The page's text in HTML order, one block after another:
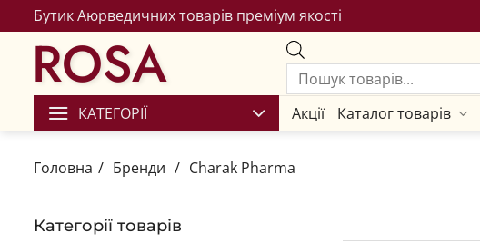
Бутик Аюрведичних товарів преміум якості
ROSA
КАТЕГОРІЇ Акції Каталог товарів
Головна / Бренди / Charak Pharma
Категорії товарів